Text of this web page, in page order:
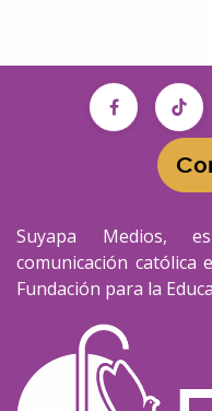
Suyapa Medios,
comunicación católica
Fundación para la